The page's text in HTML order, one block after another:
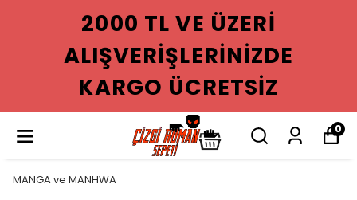
2000 TL VE ÜZERI
ALIŞVERIŞLERINIZDE
KARGO ÜCRETSIZ
0
MANGA ve MANHWA